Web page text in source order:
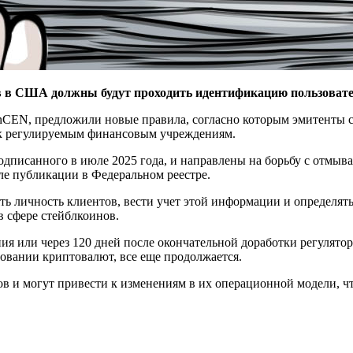
США должны будут проходить идентификацию
предложили новые правила, согласно которым эмитенты
регулируемым финансовым учреждениям.
в июле 2025 года, и направлены на борьбу с
публикации в Федеральном реестре.
клиентов, вести учет этой информации и
стейблкоинов.
или через 120 дней после окончательной доработки
криптовалют, все еще продолжается.
могут привести к изменениям в их операционной модели,